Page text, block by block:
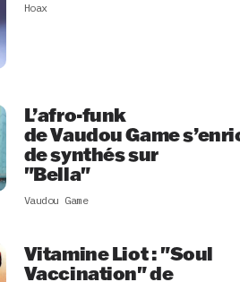
Hoax
L’afro-funk
de Vaudou Game
de synthés sur
"Bella"
Vaudou Game
Vitamine Liot : "Soul
Vaccination" de